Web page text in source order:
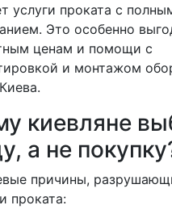
услуги проката с
Это особенно
ценам и помощи с
и монтажом
киевляне
а не
причины,
проката: